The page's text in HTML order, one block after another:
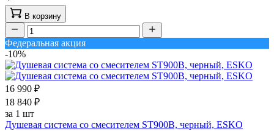
В корзину
Федеральная акция
-10%
16 990 ₽
18 840 ₽
за 1 шт
Душевая система со смесителем ST900B, черный, ESKO